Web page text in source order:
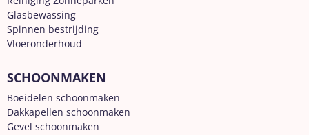
Glasbewassing
Spinnen bestrijding
Vloeronderhoud
SCHOONMAKEN
Boeidelen schoonmaken
Dakkapellen schoonmaken
Gevel schoonmaken